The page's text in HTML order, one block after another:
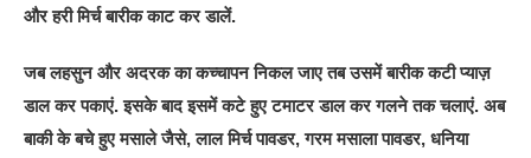
और हरी मिर्च बारीक काट कर डालें.
जब लहसुन और अदरक का कच्चापन निकल जाए तब उसमें बारीक कटी प्याज़
डाल कर पकाएं. इसके बाद इसमें कटे हुए टमाटर डाल कर गलने तक चलाएं. अब
बाकी के बचे हुए मसाले जैसे, लाल मिर्च पावडर, गरम मसाला पावडर, धनिया